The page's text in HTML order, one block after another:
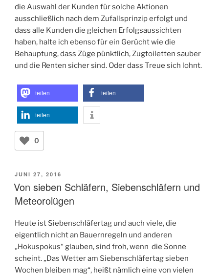
die Auswahl der Kunden für solche Aktionen
ausschließlich nach dem Zufallsprinzip erfolgt und
dass alle Kunden die gleichen Erfolgsaussichten
haben, halte ich ebenso für ein Gerücht wie die
Behauptung, dass Züge pünktlich, Zugtoiletten sauber
und die Renten sicher sind. Oder dass Treue sich lohnt.
teilen teilen
teilen
0
VERÖFFENTLICHT
AM
JUNI 27, 2016
Von sieben Schläfern, Siebenschläfern und
Meteorolügen
Heute ist Siebenschläfertag und auch viele, die
eigentlich nicht an Bauernregeln und anderen
„Hokuspokus“ glauben, sind froh, wenn die Sonne
scheint. „Das Wetter am Siebenschläfertag sieben
Wochen bleiben mag“, heißt nämlich eine von vielen